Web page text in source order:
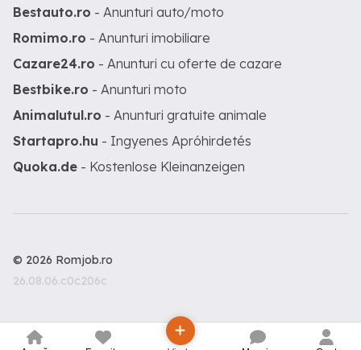
Bestauto.ro - Anunturi auto/moto
Romimo.ro - Anunturi imobiliare
Cazare24.ro - Anunturi cu oferte de cazare
Bestbike.ro - Anunturi moto
Animalutul.ro - Anunturi gratuite animale
Startapro.hu - Ingyenes Apróhirdetés
Quoka.de - Kostenlose Kleinanzeigen
© 2026 Romjob.ro
26.08.06.c0c206c